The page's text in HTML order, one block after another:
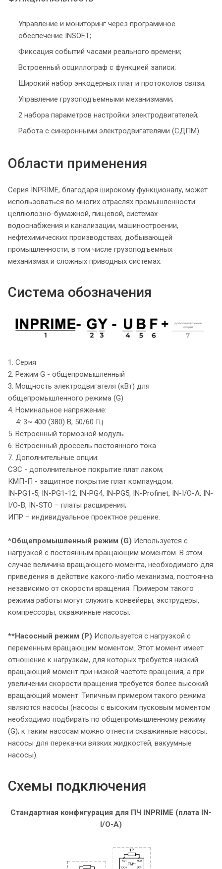
Управление и мониторинг через программное
обеспечение INSOFT;
Фиксация событий часами реального времени;
Встроенный осциллограф с функцией записи;
Широкий набор энкодерных плат и протоколов связи;
Управление грузоподъемными механизмами;
2 набора параметров настройки электродвигателей;
Работа с синхронными электродвигателями (СДПМ).
Области применения
Серия INPRIME, благодаря широкому функционалу, может
использоваться во многих отраслях промышленности:
целлюлозно-бумажной, пищевой, системах
водоснабжения и канализации, машиностроении,
нефтехимических производствах, добывающей
промышленности, в том числе грузоподъемных
механизмах и сложных приводных системах.
Система обозначения
1. Серия
2. Режим G - общепромышленный
3. Мощность электродвигателя (кВт) для
общепромышленного режима (G)
4. Номинальное напряжение:
4: 3~ 400 (380) В, 50/60 Гц
5. Встроенный тормозной модуль
6. Встроенный дроссель постоянного тока
7. Дополнительные опции:
СЗС - дополнительное покрытие плат лаком;
КМП-П - защитное покрытие плат компаундом;
IN-PG1-5, IN-PG1-12, IN-PG4, IN-PG5, IN-Profinet, IN-I/O-A, IN-
I/O-В, IN-STO – платы расширения;
ИПР – индивидуальное проектное решение.
*Общепромышленный режим (G) Используется с
нагрузкой с постоянным вращающим моментом. В этом
случае величина вращающего момента, необходимого для
приведения в действие какого-либо механизма, постоянна
независимо от скорости вращения. Примером такого
режима работы могут служить конвейеры, экструдеры,
компрессоры, скважинные насосы.
**Насосный режим (P) Используется с нагрузкой с
переменным вращающим моментом. Этот момент имеет
отношение к нагрузкам, для которых требуется низкий
вращающий момент при низкой частоте вращения, а при
увеличении скорости вращения требуется более высокий
вращающий момент. Типичным примером такого режима
являются насосы (насосы с высоким пусковым моментом
необходимо подбирать по общепромышленному режиму
(G); к таким насосам можно отнести скважинные насосы,
насосы для перекачки вязких жидкостей, вакуумные
насосы).
Схемы подключения
Стандартная конфигурация для ПЧ INPRIME (плата IN-
I/O-A)